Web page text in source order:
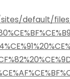
default/files/